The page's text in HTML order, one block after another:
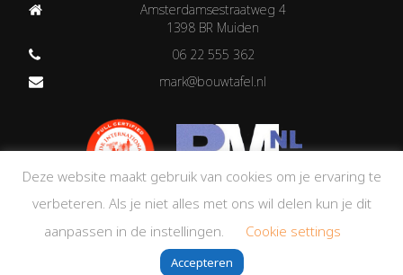
Amsterdamsestraatweg 4
1398 BR Muiden
06 22 555 362
mark@bouwtafel.nl
Deze website maakt gebruik van cookies om je ervaring te
verbeteren. Als je niet alles met ons wil delen kun je dit
aanpassen in de instellingen.
Cookie settings
Accepteren